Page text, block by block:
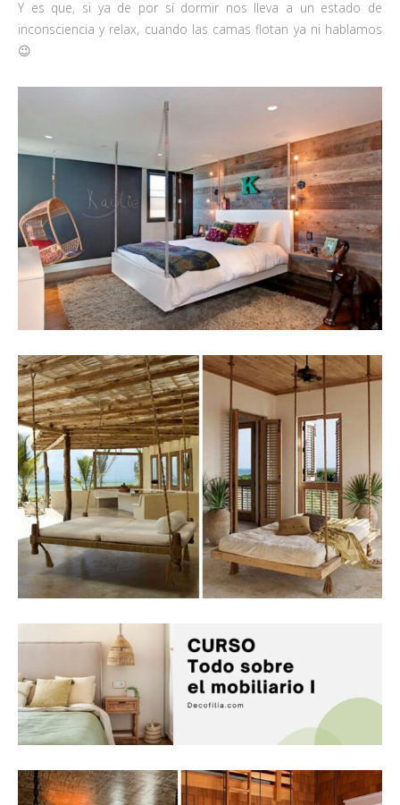
Y es que, si ya de por sí dormir nos lleva a un estado de
inconsciencia y relax, cuando las camas flotan ya ni hablamos
😉